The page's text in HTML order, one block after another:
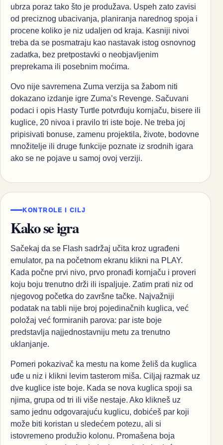
ubrza poraz tako što je produžava. Uspeh zato zavisi
od preciznog ubacivanja, planiranja narednog spoja i
procene koliko je niz udaljen od kraja. Kasniji nivoi
treba da se posmatraju kao nastavak istog osnovnog
zadatka, bez pretpostavki o neobjavljenim
preprekama ili posebnim moćima.
Ovo nije savremena Zuma verzija sa žabom niti
dokazano izdanje igre Zuma’s Revenge. Sačuvani
podaci i opis Hasty Turtle potvrđuju kornjaču, bisere ili
kuglice, 20 nivoa i pravilo tri iste boje. Ne treba joj
pripisivati bonuse, zamenu projektila, živote, bodovne
množitelje ili druge funkcije poznate iz srodnih igara
ako se ne pojave u samoj ovoj verziji.
KONTROLE I CILJ
Kako se igra
Sačekaj da se Flash sadržaj učita kroz ugrađeni
emulator, pa na početnom ekranu klikni na PLAY.
Kada počne prvi nivo, prvo pronađi kornjaču i proveri
koju boju trenutno drži ili ispaljuje. Zatim prati niz od
njegovog početka do završne tačke. Najvažniji
podatak na tabli nije broj pojedinačnih kuglica, već
položaj već formiranih parova: par iste boje
predstavlja najjednostavniju metu za trenutno
uklanjanje.
Pomeri pokazivač ka mestu na kome želiš da kuglica
uđe u niz i klikni levim tasterom miša. Ciljaj razmak uz
dve kuglice iste boje. Kada se nova kuglica spoji sa
njima, grupa od tri ili više nestaje. Ako klikneš uz
samo jednu odgovarajuću kuglicu, dobićeš par koji
može biti koristan u sledećem potezu, ali si
istovremeno produžio kolonu. Promašena boja